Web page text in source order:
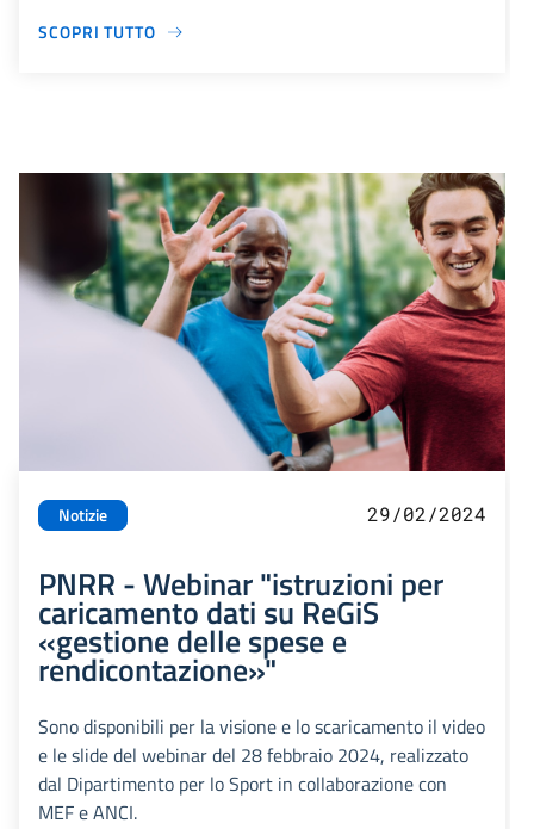
SCOPRI TUTTO
Notizie 29/02/2024
PNRR - Webinar "istruzioni per
caricamento dati su ReGiS
«gestione delle spese e
rendicontazione»"
Sono disponibili per la visione e lo scaricamento il video
e le slide del webinar del 28 febbraio 2024, realizzato
dal Dipartimento per lo Sport in collaborazione con
MEF e ANCI.